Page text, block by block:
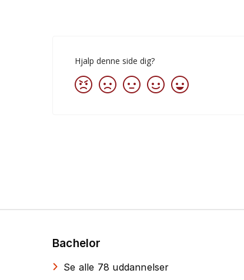
Bachelor
Se alle 78 uddannelser